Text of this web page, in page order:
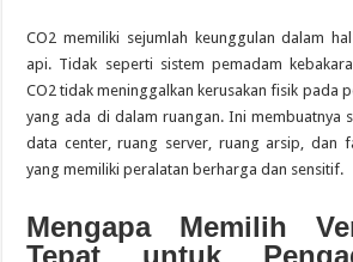
CO2 memiliki sejumlah keunggulan dalam
api. Tidak seperti sistem pemadam
CO2 tidak meninggalkan kerusakan fisik pada
yang ada di dalam ruangan. Ini membuatnya
data center, ruang server, ruang arsip, dan
yang memiliki peralatan berharga dan sensitif.
Mengapa Memilih
Tepat untuk